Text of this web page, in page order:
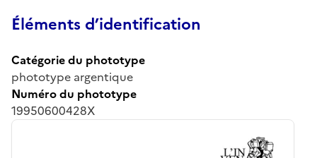
Éléments d’identification
Catégorie du phototype
phototype argentique
Numéro du phototype
19950600428X